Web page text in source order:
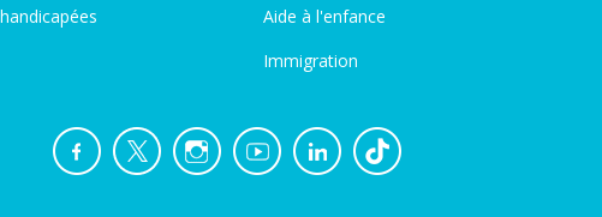
Aide à l'enfance
Immigration